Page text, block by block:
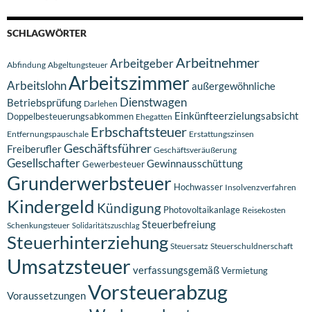
SCHLAGWÖRTER
Abfindung Abgeltungsteuer ArbeitgeberArbeitnehmer
ArbeitslohnArbeitszimmeraußergewöhnliche
Betriebsprüfung Darlehen Dienstwagen
Doppelbesteuerungsabkommen Ehegatten Einkünfteerzielungsabsicht
Entfernungspauschale Erbschaftsteuer Erstattungszinsen
FreiberuflerGeschäftsführer Geschäftsveräußerung
GesellschafterGewerbesteuerGewinnausschüttung
Grunderwerbsteuer Hochwasser Insolvenzverfahren
Kindergeld Kündigung Photovoltaikanlage Reisekosten
Schenkungsteuer Solidaritätszuschlag Steuerbefreiung
Steuerhinterziehung Steuersatz Steuerschuldnerschaft
Umsatzsteuer verfassungsgemäßVermietung
VoraussetzungenVorsteuerabzug